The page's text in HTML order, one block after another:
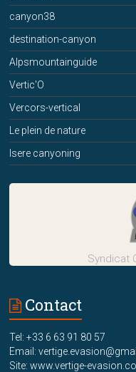
canyon38
destination-canyon
Alpsmountainguide
Vertic'O
Vercors-vertical
Le plein de nature
Isere canyoning
Syndicat
Contact
Tel: +33 6 63 91 80 57
Email:
Site: www.vertige-